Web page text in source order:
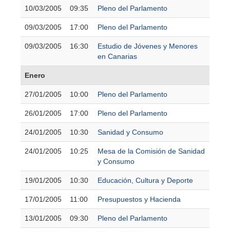
10/03/2005 09:35 Pleno del Parlamento
09/03/2005 17:00 Pleno del Parlamento
09/03/2005 16:30
Estudio de Jóvenes y Menores
en Canarias
Enero
27/01/2005 10:00 Pleno del Parlamento
26/01/2005 17:00 Pleno del Parlamento
24/01/2005 10:30 Sanidad y Consumo
24/01/2005 10:25
Mesa de la Comisión de Sanidad
y Consumo
19/01/2005 10:30 Educación, Cultura y Deporte
17/01/2005 11:00 Presupuestos y Hacienda
13/01/2005 09:30 Pleno del Parlamento